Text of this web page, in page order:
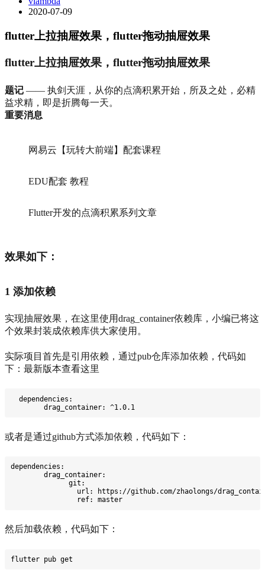
2020-07-09
flutter上拉抽屉效果，flutter拖动抽屉效果
flutter上拉抽屉效果，flutter拖动抽屉效果
题记 —— 执剑天涯，从你的点滴积累开始，所及之处，必精
益求精，即是折腾每一天。
重要消息
网易云【玩转大前端】配套课程
EDU配套 教程
Flutter开发的点滴积累系列文章
效果如下：
1 添加依赖
实现抽屉效果，在这里使用drag_container依赖库，小编已将这
个效果封装成依赖库供大家使用。
实际项目首先是引用依赖，通过pub仓库添加依赖，代码如
下：最新版本查看这里
  dependencies:
	drag_container: ^1.0.1
或者是通过github方式添加依赖，代码如下：
dependencies:
	drag_container:
	      git:
url: https://github.com/zhaolongs/
	        ref: master
然后加载依赖，代码如下：
flutter pub get